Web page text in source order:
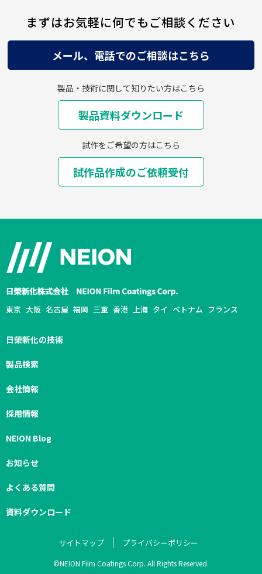
まずはお気軽に何でもご相談ください
メール、電話でのご相談はこちら
製品資料ダウンロード
製品・技術に関して知りたい方はこちら
試作品作成のご依頼受付
試作をご希望の方はこちら
東京 大阪 名古屋 福岡 三重 香港 上海 タイ ベトナム フランス
日榮新化の技術
製品検索
会社情報
採用情報
NEION Blog
お知らせ
よくある質問
資料ダウンロード
サイトマップ プライバシーポリシー
©NEION Film Coatings Corp. All Rights Reserved.